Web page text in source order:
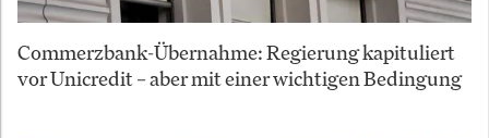
Commerzbank-Übernahme: Regierung kapituliert
vor Unicredit – aber mit einer wichtigen Bedingung